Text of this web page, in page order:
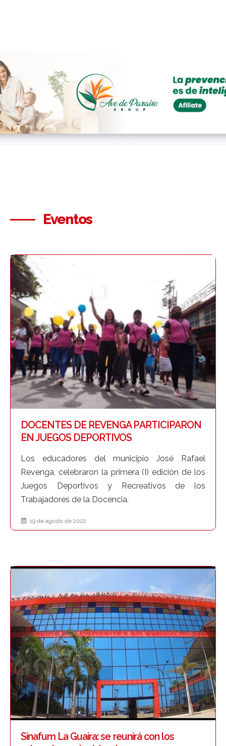
Eventos
DOCENTES DE REVENGA PARTICIPARON
EN JUEGOS DEPORTIVOS
Los educadores del municipio José Rafael
Revenga, celebraron la primera (I) edición de los
Juegos Deportivos y Recreativos de los
Trabajadores de la Docencia.
19 de agosto de 2022
Sinafum La Guaira: se reunirá con los